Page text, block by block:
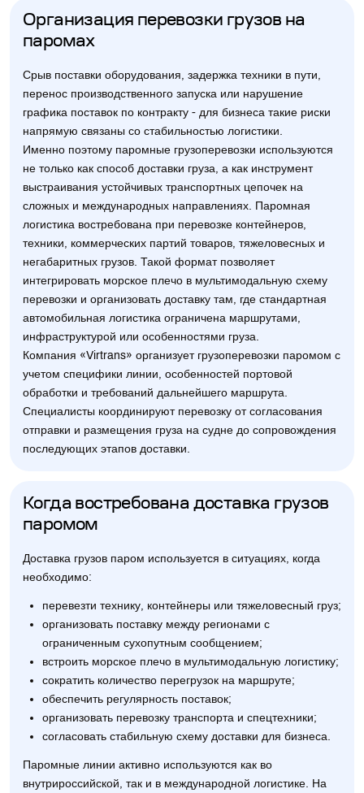
Организация перевозки грузов на
паромах
Срыв поставки оборудования, задержка техники в пути,
перенос производственного запуска или нарушение
графика поставок по контракту - для бизнеса такие риски
напрямую связаны со стабильностью логистики.
Именно поэтому паромные грузоперевозки используются
не только как способ доставки груза, а как инструмент
выстраивания устойчивых транспортных цепочек на
сложных и международных направлениях. Паромная
логистика востребована при перевозке контейнеров,
техники, коммерческих партий товаров, тяжеловесных и
негабаритных грузов. Такой формат позволяет
интегрировать морское плечо в мультимодальную схему
перевозки и организовать доставку там, где стандартная
автомобильная логистика ограничена маршрутами,
инфраструктурой или особенностями груза.
Компания «Virtrans» организует грузоперевозки паромом с
учетом специфики линии, особенностей портовой
обработки и требований дальнейшего маршрута.
Специалисты координируют перевозку от согласования
отправки и размещения груза на судне до сопровождения
последующих этапов доставки.
Когда востребована доставка грузов
паромом
Доставка грузов паром используется в ситуациях, когда
необходимо:
перевезти технику, контейнеры или тяжеловесный груз;
организовать поставку между регионами с
ограниченным сухопутным сообщением;
встроить морское плечо в мультимодальную логистику;
сократить количество перегрузок на маршруте;
обеспечить регулярность поставок;
организовать перевозку транспорта и спецтехники;
согласовать стабильную схему доставки для бизнеса.
Паромные линии активно используются как во
внутрироссийской, так и в международной логистике. На